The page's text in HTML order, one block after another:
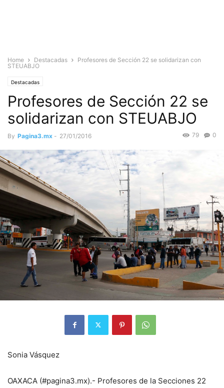
Home Destacadas
Profesores de Sección 22 se solidarizan con
STEUABJO
Destacadas
Profesores de Sección 22 se
solidarizan con STEUABJO
By Pagina3.mx - 27/01/2016 0
79
Sonia Vásquez
OAXACA (#pagina3.mx).- Profesores de la Secciones 22